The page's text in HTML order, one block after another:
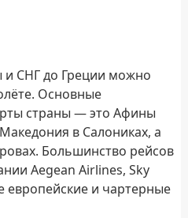
и СНГ до Греции можно
Основные
страны — это Афины
в Салониках, а
Большинство рейсов
Aegean Airlines, Sky
европейские и чартерные